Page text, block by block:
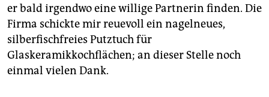
er bald irgendwo eine willige Partnerin finden. Die
Firma schickte mir reuevoll ein nagelneues,
silberfischfreies Putztuch für
Glaskeramikkochflächen; an dieser Stelle noch
einmal vielen Dank.